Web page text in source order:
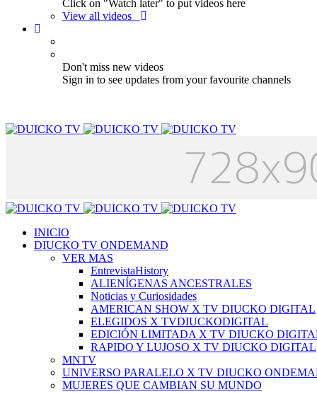
Click on "Watch later" to put videos here
View all videos
Don't miss new videos
Sign in to see updates from your favourite channels
INICIO
DIUCKO TV ONDEMAND
VER MAS
EntrevistaHistory
ALIENÍGENAS ANCESTRALES
Noticias y Curiosidades
AMERICAN SHOW X TV DIUCKO DIGITAL
ELEGIDOS X TVDIUCKODIGITAL
EDICIÓN LIMITADA X TV DIUCKO
RAPIDO Y LUJOSO X TV DIUCKO DIGITAL
MNTV
UNIVERSO PARALELO X TV DIUCKO
MUJERES QUE CAMBIAN SU MUNDO